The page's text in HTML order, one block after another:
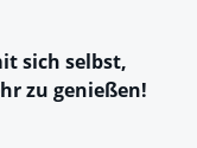
sich selbst,
zu genießen!